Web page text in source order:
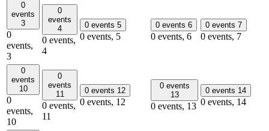
0
events
3
0
events,
3
0
events
4
0 events,
4
0 events 5
0 events, 5
0 events 6
0 events, 6
0 events 7
0 events, 7
0
events
10
0
events,
10
0
events
11
0 events,
11
0 events 12
0 events, 12
0 events
13
0 events, 13
0 events 14
0 events, 14